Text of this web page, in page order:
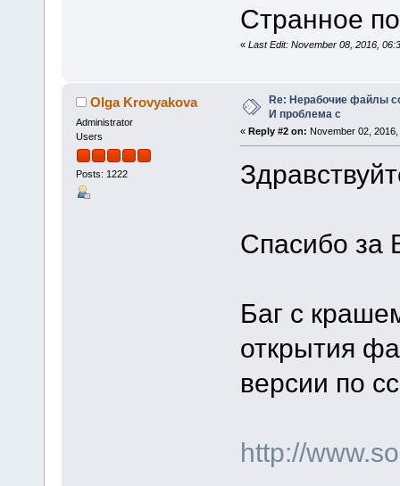
Странное
« Last Edit: November 08, 2016,
Olga Krovyakova
Administrator
Users
Posts: 1222
Re: Нерабочие файлы
И проблема с
« Reply #2 on: November 02,
Спасибо за
Баг с
открытия
версии по
http://